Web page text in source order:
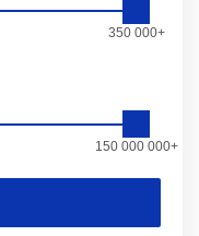
350 000+
150 000 000+